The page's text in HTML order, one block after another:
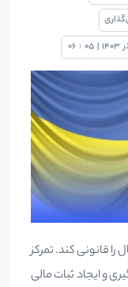
1403
|
05
:
06
ارزهای دیجیتال را قانونی کند. تمرکز
و ایجاد ثبات مالی